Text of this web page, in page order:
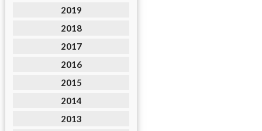
2019
2018
2017
2016
2015
2014
2013